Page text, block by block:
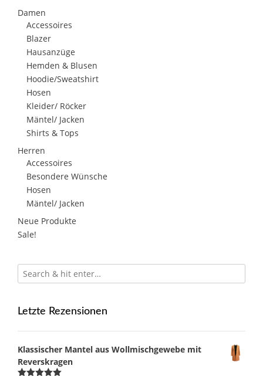
Damen
Accessoires
Blazer
Hausanzüge
Hemden & Blusen
Hoodie/Sweatshirt
Hosen
Kleider/ Röcker
Mäntel/ Jacken
Shirts & Tops
Herren
Accessoires
Besondere Wünsche
Hosen
Mäntel/ Jacken
Neue Produkte
Sale!
Letzte Rezensionen
Klassischer Mantel aus Wollmischgewebe mit
Reverskragen